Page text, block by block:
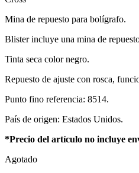
Mina de repuesto para bolígrafo.
Blister incluye una mina de
Tinta seca color negro.
Repuesto de ajuste con rosca,
Punto fino referencia: 8514.
País de origen: Estados Unidos.
*Precio del artículo no incluye
Agotado